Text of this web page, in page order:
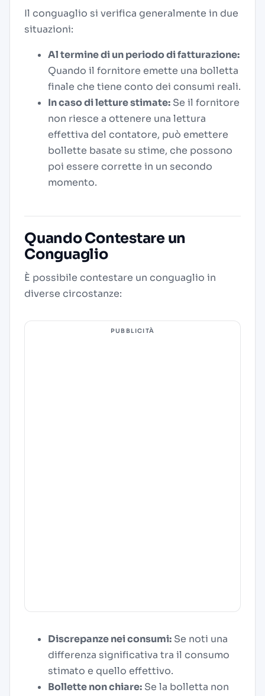
Il conguaglio si verifica generalmente in due
situazioni:
Al termine di un periodo di fatturazione:
Quando il fornitore emette una bolletta
finale che tiene conto dei consumi reali.
In caso di letture stimate: Se il fornitore
non riesce a ottenere una lettura
effettiva del contatore, può emettere
bollette basate su stime, che possono
poi essere corrette in un secondo
momento.
Quando Contestare un
Conguaglio
È possibile contestare un conguaglio in
diverse circostanze:
PUBBLICITÀ
Discrepanze nei consumi: Se noti una
differenza significativa tra il consumo
stimato e quello effettivo.
Bollette non chiare: Se la bolletta non